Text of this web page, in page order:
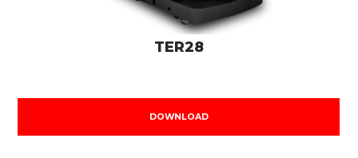
TER28
DOWNLOAD